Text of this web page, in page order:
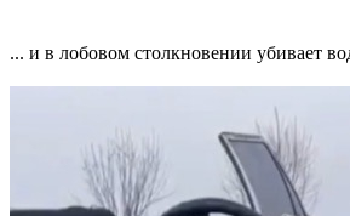
... и в лобовом столкновении убивает